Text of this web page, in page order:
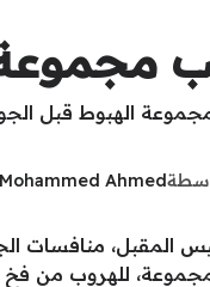
Mohammed Ahmed
للهروب من فخ